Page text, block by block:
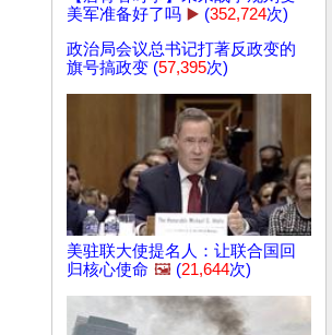
美军准备好了吗 ▶️ (352,724次)
政治局会议总书记打著反政变的
旗号搞政变 (57,395次)
美驻联大使提名人：让联合国回
归核心使命 🖼️ (21,644次)